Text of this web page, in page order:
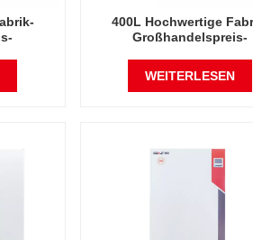
400L Hochwertige
Großhandelspreis-
Klima-Inkubator
WEITERLESEN